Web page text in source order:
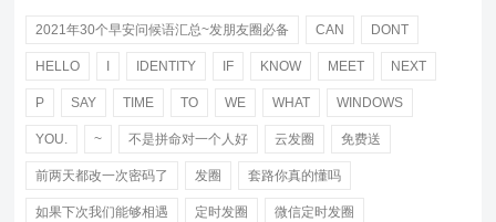
2021年30个早安问候语汇总~发朋友圈必备 CAN DONT
HELLO IDENTITY IF KNOW MEET NEXT
P SAY TIME TO WE WHAT WINDOWS
YOU. ~ 不是拼命对一个人好 云发圈 免费送
前两天都改一次密码了 发圈 套路你真的懂吗
如果下次我们能够相遇 定时发圈 微信定时发圈